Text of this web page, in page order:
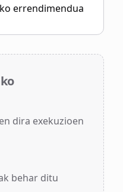
errendimendua
dira exekuzioen
behar ditu